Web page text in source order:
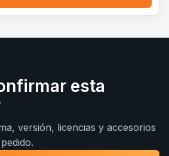
esta
versión, licencias y accesorios